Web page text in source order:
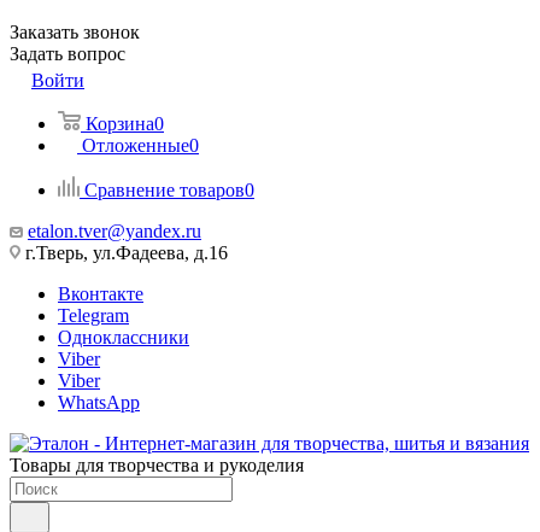
Заказать звонок
Задать вопрос
Войти
Корзина0
Отложенные0
Сравнение товаров0
etalon.tver@yandex.ru
г.Тверь, ул.Фадеева, д.16
Вконтакте
Telegram
Одноклассники
Viber
Viber
WhatsApp
Товары для творчества и рукоделия